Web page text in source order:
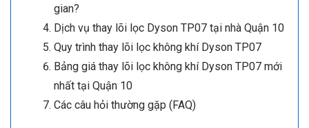
gian?
Dịch vụ thay lõi lọc Dyson TP07 tại nhà Quận 10
Quy trình thay lõi lọc không khí Dyson TP07
Bảng giá thay lõi lọc không khí Dyson TP07 mới
nhất tại Quận 10
Các câu hỏi thường gặp (FAQ)